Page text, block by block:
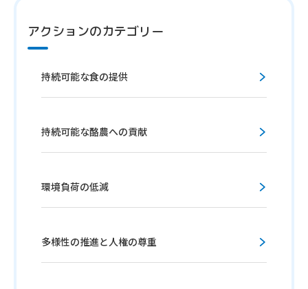
アクションのカテゴリー
持続可能な食の提供
持続可能な酪農への貢献
環境負荷の低減
多様性の推進と人権の尊重